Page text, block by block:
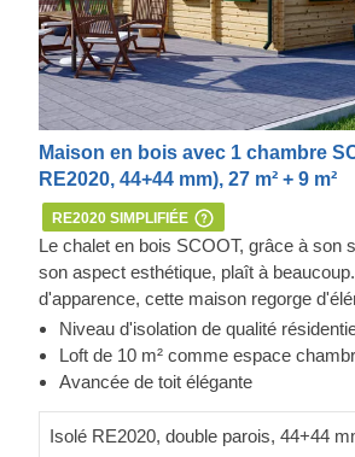
Maison en bois avec 1 chambre
RE2020, 44+44 mm), 27 m² + 9 m²
RE2020 SIMPLIFIÉE
Le chalet en bois SCOOT, grâce à son
son aspect esthétique, plaît à
d'apparence, cette maison regorge
et fonctionnels, tels qu'un loft pour créer
chambre séparé, ou encore une
fournissant l'ombre nécessaire pour
Niveau d'isolation de qualité
Loft de 10 m² comme espace
Avancée de toit élégante
Isolé RE2020, double parois, 44+44